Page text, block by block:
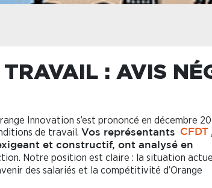
: AVIS
Innovation s’est prononcé en décembre
de travail. Vos représentants CFDT
et constructif, ont analysé en
Notre position est claire : la situation
des salariés et la compétitivité d’Orange